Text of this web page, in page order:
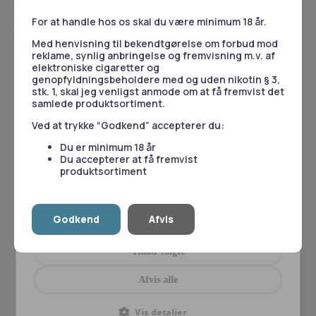
For at handle hos os skal du være minimum 18 år.
Med henvisning til bekendtgørelse om forbud mod
reklame, synlig anbringelse og fremvisning m.v. af
elektroniske cigaretter og
genopfyldningsbeholdere med og uden nikotin § 3,
stk. 1, skal jeg venligst anmode om at få fremvist det
samlede produktsortiment.
Ved at trykke “Godkend” accepterer du:
Du er minimum 18 år
Du accepterer at få fremvist
produktsortiment
Godkend Afvis
E-juice, Longfill, Norse Vape
Tobacco - Longfill
75,00kr.
effektiviteten af vores annoncering. For mere
Responsibility Site .
Nødvendige Statistik
Marketing
Tillad valgte
Tillad alle
Afvis alle
Vis detaljer